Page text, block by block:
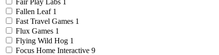
Fallen Leaf 1
Fast Travel Games 1
Flux Games 1
Flying Wild Hog 1
Focus Home Interactive 9